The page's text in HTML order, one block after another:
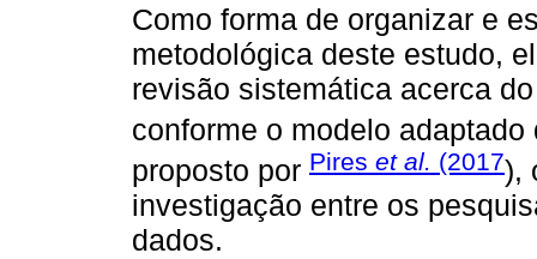
Como forma de organizar e
metodológica deste estudo,
revisão sistemática acerca
conforme o modelo
proposto por Pires et al. (2017),
investigação entre os
dados.